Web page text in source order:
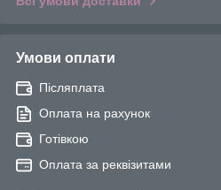
Умови оплати
Післяплата
Оплата на рахунок
Готівкою
Оплата за реквізитами